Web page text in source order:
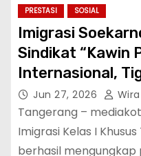
PRESTASI
SOSIAL
Imigrasi
Sindikat “Kawin
Internasional,
Dideportasi
Jun 27, 2026 Wira
Tangerang –
Imigrasi Kelas I
berhasil